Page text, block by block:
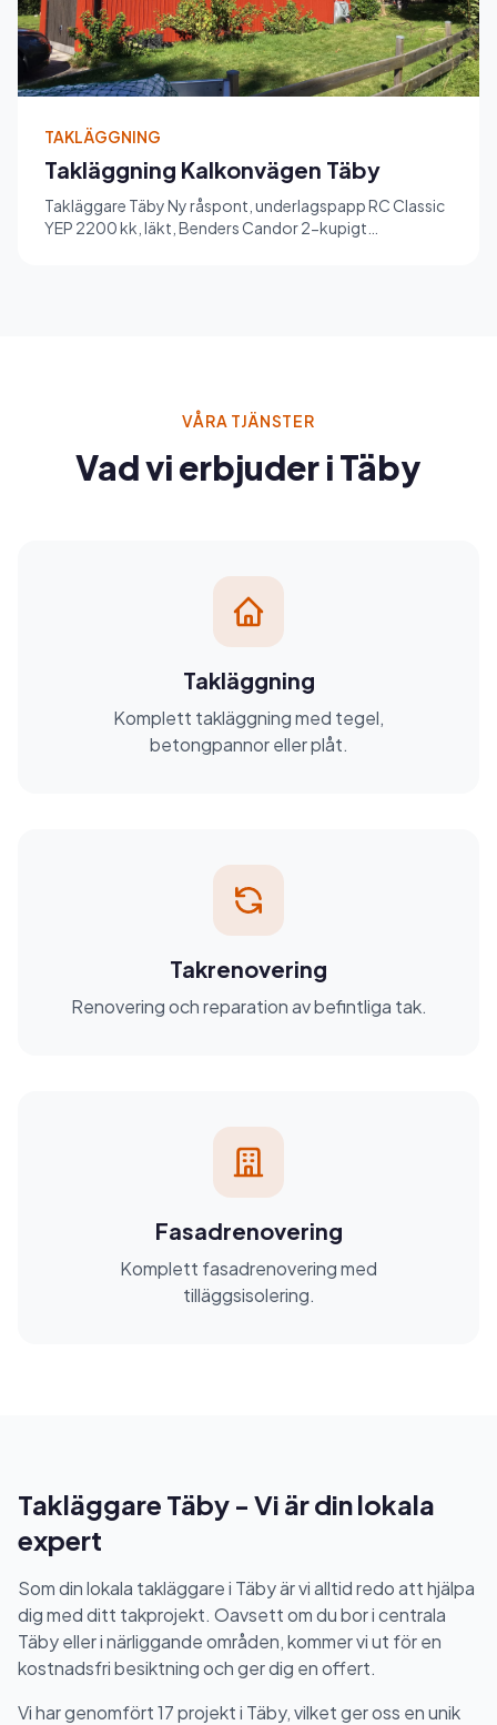
TAKLÄGGNING
Takläggning Kalkonvägen Täby
Takläggare Täby Ny råspont, underlagspapp RC Classic
YEP 2200 kk, läkt, Benders Candor 2-kupigt
VÅRA TJÄNSTER
Vad vi erbjuder i Täby
Takläggning
Komplett takläggning med tegel,
betongpannor eller plåt.
Takrenovering
Renovering och reparation av befintliga tak.
Fasadrenovering
Komplett fasadrenovering med
tilläggsisolering.
Takläggare Täby - Vi är din lokala
expert
Som din lokala takläggare i Täby är vi alltid redo att hjälpa
dig med ditt takprojekt. Oavsett om du bor i centrala
Täby eller i närliggande områden, kommer vi ut för en
kostnadsfri besiktning och ger dig en offert.
Vi har genomfört 17 projekt i Täby, vilket ger oss en unik